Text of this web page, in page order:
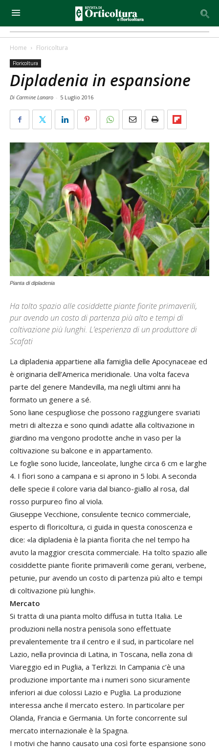
Home Floricoltura
Floricoltura
Dipladenia in espansione
Di Carmine Lanaro - 5 Luglio 2016
Pianta di dipladenia
Ha tolto spazio alle cosiddette piante fiorite primaverili,
pur avendo un costo di partenza più alto e tempi di
coltivazione più lunghi. L’esperienza di un produttore di
Scafati
La dipladenia appartiene alla famiglia delle Apocynaceae ed
è originaria dell’America meridionale. Una volta faceva
parte del genere Mandevilla, ma negli ultimi anni ha
formato un genere a sé.
Sono liane cespugliose che possono raggiungere svariati
metri di altezza e sono quindi adatte alla coltivazione in
giardino ma vengono prodotte anche in vaso per la
coltivazione su balcone e in appartamento.
Le foglie sono lucide, lanceolate, lunghe circa 6 cm e larghe
4. I fiori sono a campana e si aprono in 5 lobi. A seconda
delle specie il colore varia dal bianco-giallo al rosa, dal
rosso purpureo fino al viola.
Giuseppe Vecchione, consulente tecnico commerciale,
esperto di floricoltura, ci guida in questa conoscenza e
dice: «la dipladenia è la pianta fiorita che nel tempo ha
avuto la maggior crescita commerciale. Ha tolto spazio alle
cosiddette piante fiorite primaverili come gerani, verbene,
petunie, pur avendo un costo di partenza più alto e tempi
di coltivazione più lunghi».
Mercato
Si tratta di una pianta molto diffusa in tutta Italia. Le
produzioni nella nostra penisola sono effettuate
prevalentemente tra il centro e il sud, in particolare nel
Lazio, nella provincia di Latina, in Toscana, nella zona di
Viareggio ed in Puglia, a Terlizzi. In Campania c’è una
produzione importante ma i numeri sono sicuramente
inferiori ai due colossi Lazio e Puglia. La produzione
interessa anche il mercato estero. In particolare per
Olanda, Francia e Germania. Un forte concorrente sul
mercato internazionale è la Spagna.
I motivi che hanno causato una così forte espansione sono